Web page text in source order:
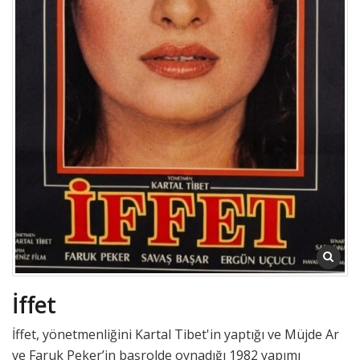
İffet
İffet, yönetmenliğini Kartal Tibet'in yaptığı ve Müjde Ar
ve Faruk Peker’in başrolde oynadığı 1982 yapımı